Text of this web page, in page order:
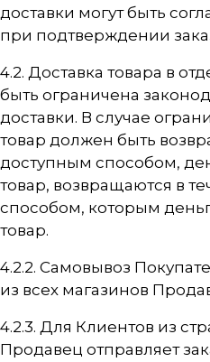
доставки могут быть
при подтверждении
4.2. Доставка товара в
быть ограничена
доставки. В случае
товар должен быть
доступным способом,
товар, возвращаются в
способом, которым
товар.
4.2.2. Самовывоз
из всех магазинов
4.2.3. Для Клиентов из
Продавец отправляет